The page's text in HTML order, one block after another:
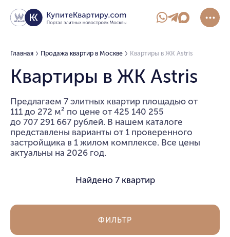
Главная Продажа квартир в Москве Квартиры в ЖК Astris
Квартиры в ЖК Astris
Предлагаем 7 элитных квартир площадью от
111 до 272 м² по цене от 425 140 255
до 707 291 667 рублей. В нашем каталоге
представлены варианты от 1 проверенного
застройщика в 1 жилом комплексе. Все цены
актуальны на 2026 год.
Найдено 7 квартир
ФИЛЬТР